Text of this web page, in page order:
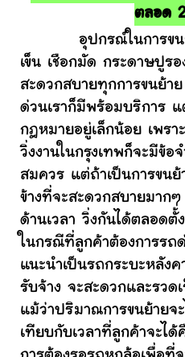
ตลอด
อุปกรณ์ในการขนย้า
เข็น เชือกมัด กระดาษปูร
สะดวกสบายทุกการขนย้า
ด่วนเราก็มีพร้อมบริการ แ
กฎหมายอยู่เล็กน้อย เพรา
วิ่งงานในกรุงเทพก็จะมีข้อ
สมควร แต่ถ้าเป็นการขน
ข้างที่จะสะดวกสบายมากๆ
ด้านเวลา วิ่งกันได้ตลอดตั้
ในกรณีที่ลูกค้าต้องการรถ
แนะนำเป็นรถกระบะหลัง
รับจ้าง จะสะดวกและรวด
แม้ว่าปริมาณการขนย้ายจ
เทียบกับเวลาที่ลูกค้าจะไ